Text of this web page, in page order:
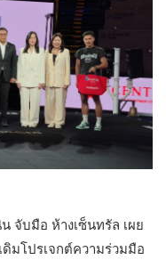
จับมือ ห้างเซ็นทรัล​ เผย
มโปรเจกต์ความร่วมมือ